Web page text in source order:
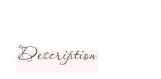
Description